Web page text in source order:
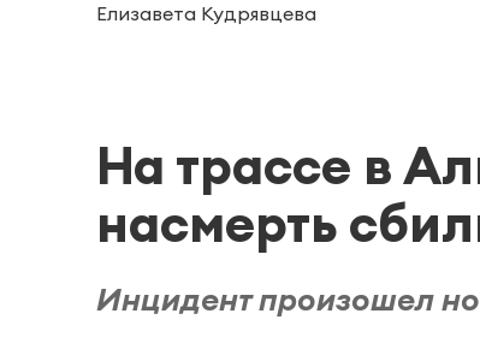
Елизавета Кудрявцева
На трассе в
насмерть
Инцидент произошел